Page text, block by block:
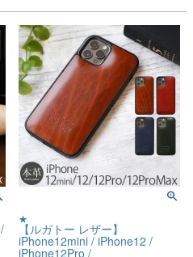
★
【ルガトー レザー】
iPhone12mini / iPhone12 /
iPhone12Pro /